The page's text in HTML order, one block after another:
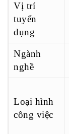
Vị trí
tuyển
dụng
Ngành
nghề
Loại hình
công việc